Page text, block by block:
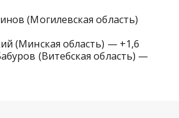
(Могилевская область)
(Минская область) — +1,6
(Витебская область) —